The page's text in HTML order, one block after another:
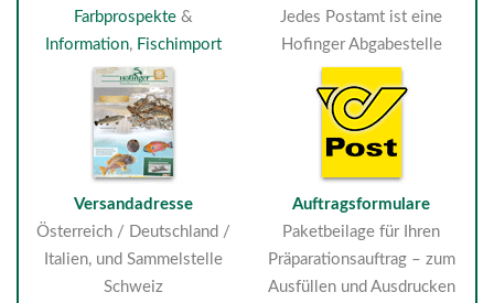
Farbprospekte&
Information, Fischimport
Jedes Postamt ist eine
Hofinger Abgabestelle
Versandadresse
Österreich / Deutschland /
Italien, und Sammelstelle
Schweiz
Auftragsformulare
Paketbeilage für Ihren
Präparationsauftrag – zum
Ausfüllen und Ausdrucken